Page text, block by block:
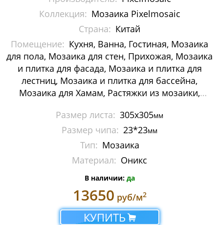
Мозаика Decor-mosaic
Мозаика Imagine Mosaic
Мозаика Irida
Мозаика Keramograd
Мозаика Mir Mosaic
Мозаика NSmosaic
Мозаика Orro Mosaic
Мозаика Rose Mosaic
Мозаика Sekitei
Мозаика Starmosaic
Коллекция: Мозаика Pixelmosaic
Страна: Китай
Помещение: Кухня, Ванна, Гостиная, Мозаика
для пола, Мозаика для стен, Прихожая, Мозаика
и плитка для фасада, Мозаика и плитка для
лестниц, Мозаика и плитка для бассейна,
Мозаика для Хамам, Растяжки из мозаики,
Размер листа: 305х305мм
Размер чипа: 23*23мм
Тип: Мозаика
Материал: Оникс
В наличии: да
13650 руб/м2
КУПИТЬ